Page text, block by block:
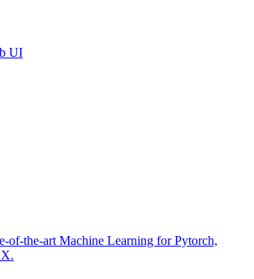
UI
of-the-art Machine Learning for Pytorch,